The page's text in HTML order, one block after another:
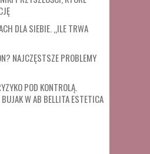
DLA SIEBIE. „ILE TRWA
NAJCZĘSTSZE PROBLEMY
POD KONTROLĄ.
W AB BELLITA ESTETICA